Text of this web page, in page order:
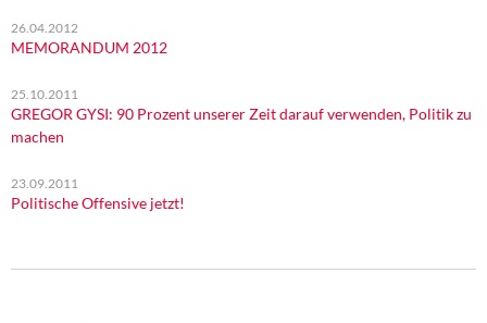
26.04.2012
MEMORANDUM 2012
25.10.2011
GREGOR GYSI: 90 Prozent unserer Zeit darauf verwenden, Politik zu
machen
23.09.2011
Politische Offensive jetzt!